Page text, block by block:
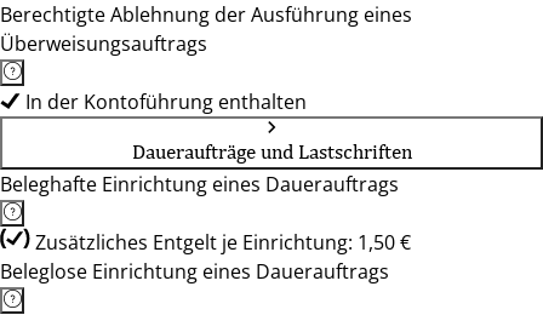
Berechtigte Ablehnung der Ausführung eines
Überweisungsauftrags
In der Kontoführung enthalten
Daueraufträge und Lastschriften
Beleghafte Einrichtung eines Dauerauftrags
Zusätzliches Entgelt je Einrichtung: 1,50 €
Beleglose Einrichtung eines Dauerauftrags